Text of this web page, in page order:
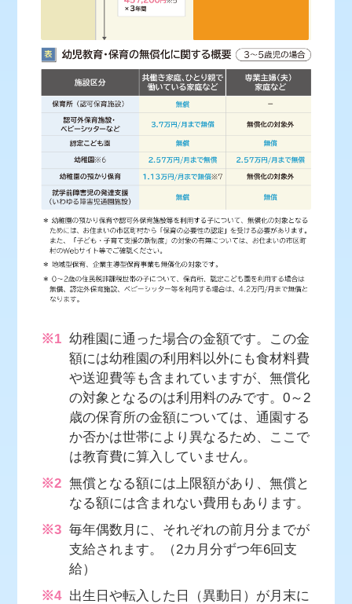
※1 幼稚園に通った場合の金額です。この金
額には幼稚園の利用料以外にも食材料費
や送迎費等も含まれていますが、無償化
の対象となるのは利用料のみです。0～2
歳の保育所の金額については、通園する
か否かは世帯により異なるため、ここで
は教育費に算入していません。
※2 無償となる額には上限額があり、無償と
なる額には含まれない費用もあります。
※3 毎年偶数月に、それぞれの前月分までが
支給されます。（2カ月分ずつ年6回支
給）
※4 出生日や転入した日（異動日）が月末に